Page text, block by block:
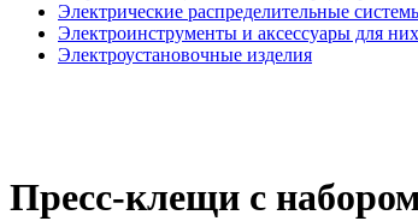
Электрические распределительные
Электроинструменты и аксессуары для них
Электроустановочные изделия
Пресс-клещи с